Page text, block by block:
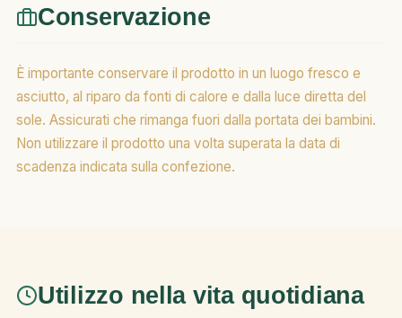
Conservazione
È importante conservare il prodotto in un luogo fresco e
asciutto, al riparo da fonti di calore e dalla luce diretta del
sole. Assicurati che rimanga fuori dalla portata dei bambini.
Non utilizzare il prodotto una volta superata la data di
scadenza indicata sulla confezione.
Utilizzo nella vita quotidiana